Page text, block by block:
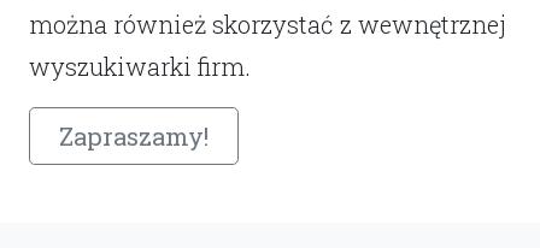
można również skorzystać z wewnętrznej
wyszukiwarki firm.
Zapraszamy!